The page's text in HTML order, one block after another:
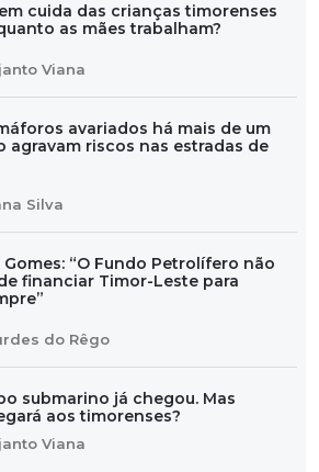
cuida das crianças timorenses
as mães trabalham?
Viana
avariados há mais de um
agravam riscos nas estradas de
Silva
Gomes: “O Fundo Petrolífero não
financiar Timor-Leste para
do Rêgo
submarino já chegou. Mas
aos timorenses?
Viana